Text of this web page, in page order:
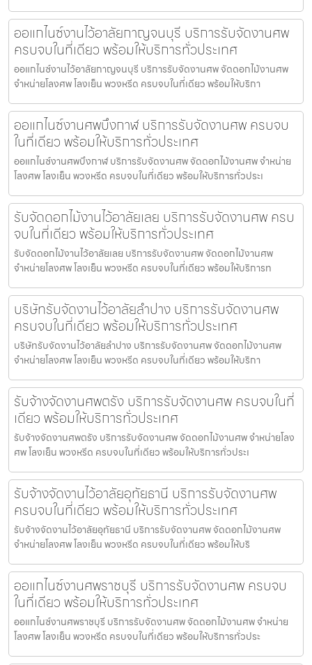
ออแกไนซ์งานไว้อาลัยกาญจนบุรี บริการรับจัดงานศพ
ครบจบในที่เดียว พร้อมให้บริการทั่วประเทศ
ออแกไนซ์งานไว้อาลัยกาญจนบุรี บริการรับจัดงานศพ จัดดอกไม้งานศพ
จำหน่ายโลงศพ โลงเย็น พวงหรีด ครบจบในที่เดียว พร้อมให้บริกา
ออแกไนซ์งานศพบึงกาฬ บริการรับจัดงานศพ ครบจบ
ในที่เดียว พร้อมให้บริการทั่วประเทศ
ออแกไนซ์งานศพบึงกาฬ บริการรับจัดงานศพ จัดดอกไม้งานศพ จำหน่าย
โลงศพ โลงเย็น พวงหรีด ครบจบในที่เดียว พร้อมให้บริการทั่วประเ
รับจัดดอกไม้งานไว้อาลัยเลย บริการรับจัดงานศพ ครบ
จบในที่เดียว พร้อมให้บริการทั่วประเทศ
รับจัดดอกไม้งานไว้อาลัยเลย บริการรับจัดงานศพ จัดดอกไม้งานศพ
จำหน่ายโลงศพ โลงเย็น พวงหรีด ครบจบในที่เดียว พร้อมให้บริการท
บริษัทรับจัดงานไว้อาลัยลำปาง บริการรับจัดงานศพ
ครบจบในที่เดียว พร้อมให้บริการทั่วประเทศ
บริษัทรับจัดงานไว้อาลัยลำปาง บริการรับจัดงานศพ จัดดอกไม้งานศพ
จำหน่ายโลงศพ โลงเย็น พวงหรีด ครบจบในที่เดียว พร้อมให้บริกา
รับจ้างจัดงานศพตรัง บริการรับจัดงานศพ ครบจบในที่
เดียว พร้อมให้บริการทั่วประเทศ
รับจ้างจัดงานศพตรัง บริการรับจัดงานศพ จัดดอกไม้งานศพ จำหน่ายโลง
ศพ โลงเย็น พวงหรีด ครบจบในที่เดียว พร้อมให้บริการทั่วประเ
รับจ้างจัดงานไว้อาลัยอุทัยธานี บริการรับจัดงานศพ
ครบจบในที่เดียว พร้อมให้บริการทั่วประเทศ
รับจ้างจัดงานไว้อาลัยอุทัยธานี บริการรับจัดงานศพ จัดดอกไม้งานศพ
จำหน่ายโลงศพ โลงเย็น พวงหรีด ครบจบในที่เดียว พร้อมให้บริ
ออแกไนซ์งานศพราชบุรี บริการรับจัดงานศพ ครบจบ
ในที่เดียว พร้อมให้บริการทั่วประเทศ
ออแกไนซ์งานศพราชบุรี บริการรับจัดงานศพ จัดดอกไม้งานศพ จำหน่าย
โลงศพ โลงเย็น พวงหรีด ครบจบในที่เดียว พร้อมให้บริการทั่วประ